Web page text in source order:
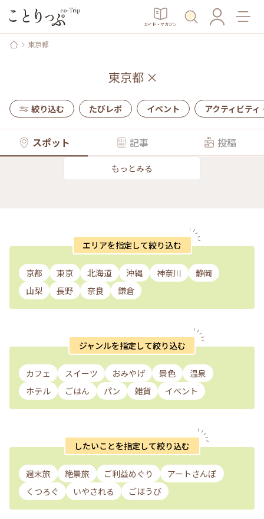
ガイド・マガジン
東京都
東京都 ×
絞り込む たびレポ イベント アクティビティ
スポット 記事 投稿
もっとみる
エリアを指定して絞り込む
京都 東京 北海道 沖縄 神奈川
静岡
山梨
長野 奈良 鎌倉
ジャンルを指定して絞り込む
カフェ スイーツ おみやげ 景色
温泉
ホテル
ごはん パン 雑貨 イベント
したいことを指定して絞り込む
週末旅 絶景旅 ご利益めぐり
アートさんぽ
くつろぐ
いやされる ごほうび